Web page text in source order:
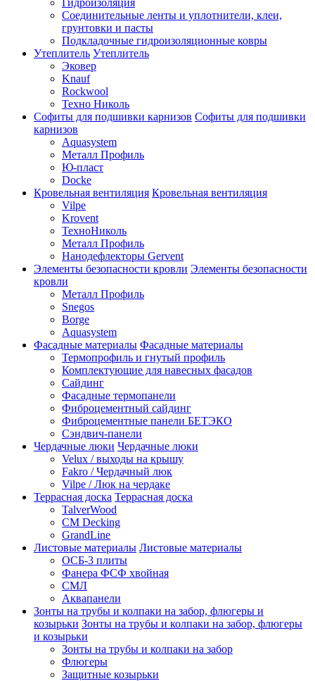
Гидроизоляция
Соединительные ленты и уплотнители, клеи,
грунтовки и пасты
Подкладочные гидроизоляционные ковры
Утеплитель Утеплитель
Эковер
Knauf
Rockwool
Техно Николь
Софиты для подшивки карнизов Софиты для подшивки
карнизов
Aquasystem
Металл Профиль
Ю-пласт
Docke
Кровельная вентиляция Кровельная вентиляция
Vilpe
Krovent
ТехноНиколь
Металл Профиль
Нанодефлекторы Gervent
Элементы безопасности кровли Элементы безопасности
кровли
Металл Профиль
Snegos
Borge
Aquasystem
Фасадные материалы Фасадные материалы
Термопрофиль и гнутый профиль
Комплектующие для навесных фасадов
Сайдинг
Фасадные термопанели
Фиброцементный сайдинг
Фиброцементные панели БЕТЭКО
Сэндвич-панели
Чердачные люки Чердачные люки
Velux / выходы на крышу
Fakro / Чердачный люк
Vilpe / Люк на чердаке
Террасная доска Террасная доска
TalverWood
CM Decking
GrandLine
Листовые материалы Листовые материалы
ОСБ-3 плиты
Фанера ФСФ хвойная
СМЛ
Аквапанели
Зонты на трубы и колпаки на забор, флюгеры и
козырьки Зонты на трубы и колпаки на забор, флюгеры
и козырьки
Зонты на трубы и колпаки на забор
Флюгеры
Защитные козырьки